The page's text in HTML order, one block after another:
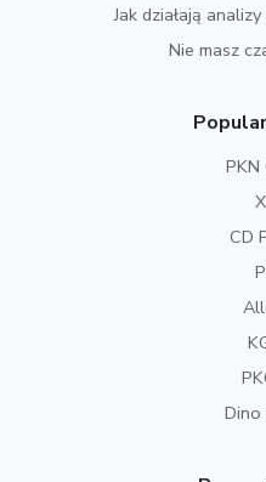
Jak działają
Nie masz
PKN
CD
Dino